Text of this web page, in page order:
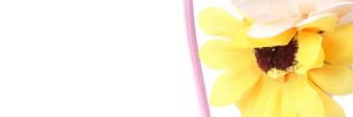
STABILIZOVANÁ KVĚTINA, VĚČNÁ RŮŽE